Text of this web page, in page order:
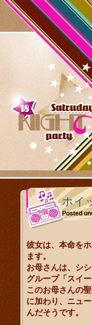
ホイ
Posted
彼女は、本命を
ます。
お母さんは、シ
グループ「スイ
このお母さんの
に加わり、ニュ
んだそうです。